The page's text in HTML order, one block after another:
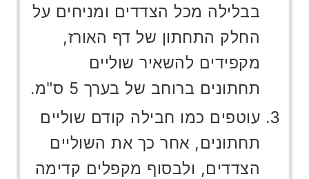
בבלילה מכל הצדדים ומניחים על
החלק התחתון של דף האורז,
מקפידים להשאיר שוליים
תחתונים ברוחב של בערך 5 ס"מ.
עוטפים כמו חבילה קודם שוליים
תחתונים, אחר כך את השוליים
הצדדים, ולבסוף מקפלים קדימה